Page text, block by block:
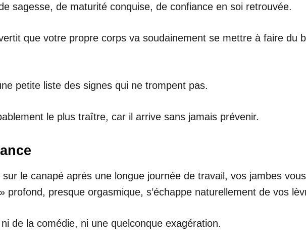
sagesse, de maturité conquise, de confiance en soi retrouvée.
que votre propre corps va soudainement se mettre à faire du
petite liste des signes qui ne trompent pas.
le plus traître, car il arrive sans jamais prévenir.
le canapé après une longue journée de travail, vos jambes
profond, presque orgasmique, s’échappe naturellement de vos
de la comédie, ni une quelconque exagération.